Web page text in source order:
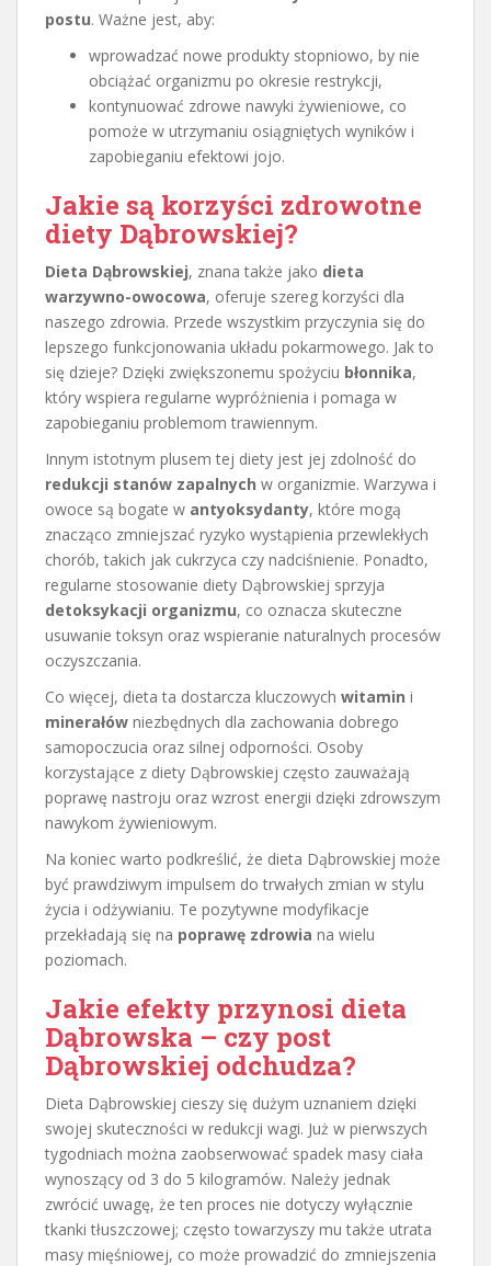
postu. Ważne jest, aby:
wprowadzać nowe produkty stopniowo, by nie
obciążać organizmu po okresie restrykcji,
kontynuować zdrowe nawyki żywieniowe, co
pomoże w utrzymaniu osiągniętych wyników i
zapobieganiu efektowi jojo.
Jakie są korzyści zdrowotne
diety Dąbrowskiej?
Dieta Dąbrowskiej, znana także jako dieta
warzywno-owocowa, oferuje szereg korzyści dla
naszego zdrowia. Przede wszystkim przyczynia się do
lepszego funkcjonowania układu pokarmowego. Jak to
się dzieje? Dzięki zwiększonemu spożyciu błonnika,
który wspiera regularne wypróżnienia i pomaga w
zapobieganiu problemom trawiennym.
Innym istotnym plusem tej diety jest jej zdolność do
redukcji stanów zapalnych w organizmie. Warzywa i
owoce są bogate w antyoksydanty, które mogą
znacząco zmniejszać ryzyko wystąpienia przewlekłych
chorób, takich jak cukrzyca czy nadciśnienie. Ponadto,
regularne stosowanie diety Dąbrowskiej sprzyja
detoksykacji organizmu, co oznacza skuteczne
usuwanie toksyn oraz wspieranie naturalnych procesów
oczyszczania.
Co więcej, dieta ta dostarcza kluczowych witamin i
minerałów niezbędnych dla zachowania dobrego
samopoczucia oraz silnej odporności. Osoby
korzystające z diety Dąbrowskiej często zauważają
poprawę nastroju oraz wzrost energii dzięki zdrowszym
nawykom żywieniowym.
Na koniec warto podkreślić, że dieta Dąbrowskiej może
być prawdziwym impulsem do trwałych zmian w stylu
życia i odżywianiu. Te pozytywne modyfikacje
przekładają się na poprawę zdrowia na wielu
poziomach.
Jakie efekty przynosi dieta
Dąbrowska – czy post
Dąbrowskiej odchudza?
Dieta Dąbrowskiej cieszy się dużym uznaniem dzięki
swojej skuteczności w redukcji wagi. Już w pierwszych
tygodniach można zaobserwować spadek masy ciała
wynoszący od 3 do 5 kilogramów. Należy jednak
zwrócić uwagę, że ten proces nie dotyczy wyłącznie
tkanki tłuszczowej; często towarzyszy mu także utrata
masy mięśniowej, co może prowadzić do zmniejszenia